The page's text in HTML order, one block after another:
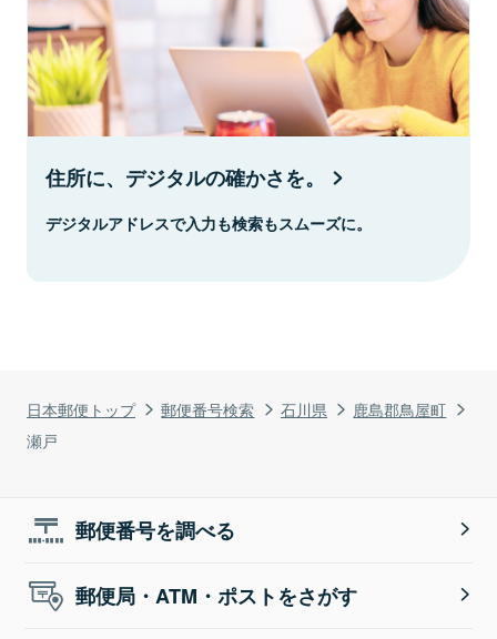
日本郵便トップ 郵便番号検索 石川県
鹿島郡鳥屋町
瀬戸
住所に、デジタルの確かさを。
デジタルアドレスで入力も検索もスムーズに。
郵便番号を調べる
郵便局・ATM・ポストをさがす